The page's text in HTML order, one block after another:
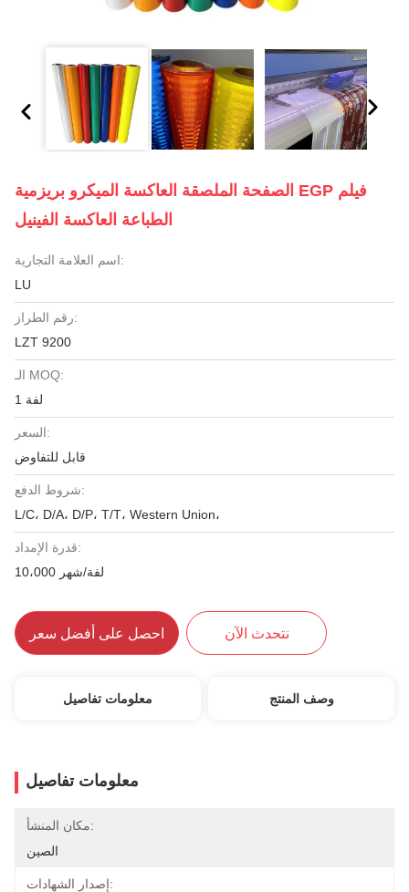
الصفحة الملصقة العاكسة الميكرو بريزمية EGP فيلم
الطباعة العاكسة الفينيل
اسم العلامة التجارية:
LU
رقم الطراز:
LZT 9200
الـ MOQ:
1 لفة
السعر:
قابل للتفاوض
شروط الدفع:
L/C، D/A، D/P، T/T، Western Union،
قدرة الإمداد:
10،000 لفة/شهر
احصل على أفضل سعر نتحدث الآن
معلومات تفاصيل وصف المنتج
معلومات تفاصيل
مكان المنشأ:
الصين
إصدار الشهادات: